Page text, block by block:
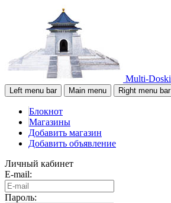
Multi-Doski
Left menu bar Main menu Right menu bar
Блокнот
Магазины
Добавить магазин
Добавить объявление
Личный кабинет
E-mail:
Пароль: